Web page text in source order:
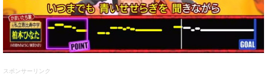
スポンサーリンク